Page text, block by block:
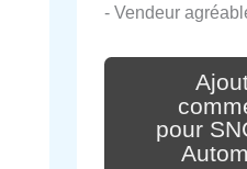
- Vendeur
pour